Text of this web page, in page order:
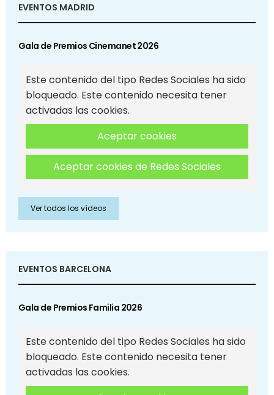
EVENTOS MADRID
Gala de Premios Cinemanet 2026
Este contenido del tipo Redes Sociales ha sido
bloqueado. Este contenido necesita tener
activadas las cookies.
Aceptar cookies
Aceptar cookies de Redes Sociales
Ver todos los vídeos
EVENTOS BARCELONA
Gala de Premios Familia 2026
Este contenido del tipo Redes Sociales ha sido
bloqueado. Este contenido necesita tener
activadas las cookies.